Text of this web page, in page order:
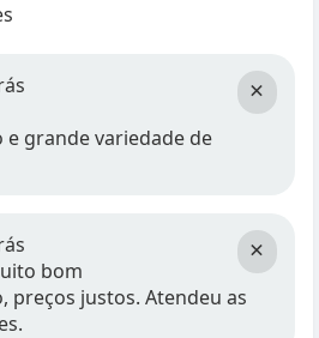
×
grande variedade de
×
bom
preços justos. Atendeu as